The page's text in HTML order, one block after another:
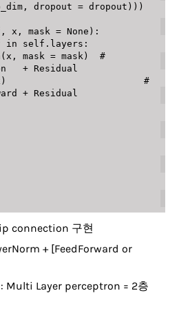
, dropout = dropout ) ) )
, x , mask = None ) :
in self . layers :
( x , mask = mask )
#
)
#
+ Residual
connection 구현
+ [FeedForward or
Multi Layer perceptron = 2층